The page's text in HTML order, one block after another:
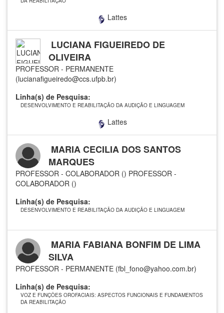
Lattes
LUCIANA FIGUEIREDO DE
OLIVEIRA
PROFESSOR - PERMANENTE
(lucianafigueiredo@ccs.ufpb.br)
Linha(s) de Pesquisa:
DESENVOLVIMENTO E REABILITAÇÃO DA AUDIÇÃO E LINGUAGEM
Lattes
MARIA CECILIA DOS SANTOS
MARQUES
PROFESSOR - COLABORADOR () PROFESSOR -
COLABORADOR ()
Linha(s) de Pesquisa:
DESENVOLVIMENTO E REABILITAÇÃO DA AUDIÇÃO E LINGUAGEM
MARIA FABIANA BONFIM DE LIMA
SILVA
PROFESSOR - PERMANENTE (fbl_fono@yahoo.com.br)
Linha(s) de Pesquisa:
VOZ E FUNÇÕES OROFACIAIS: ASPECTOS FUNCIONAIS E FUNDAMENTOS
DA REABILITAÇÃO